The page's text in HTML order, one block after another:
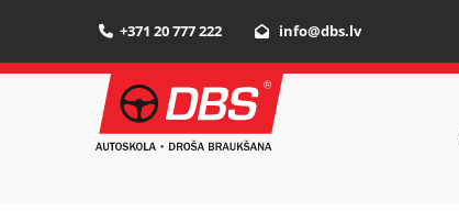
 +371 20 777 222  info@dbs.lv